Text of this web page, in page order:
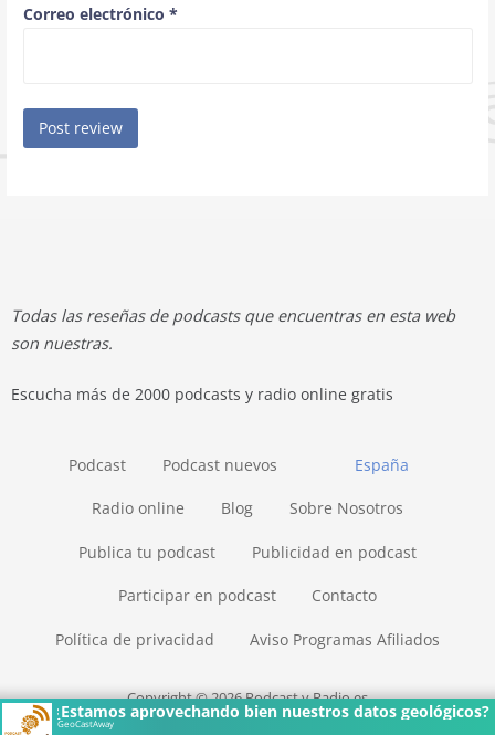
¿Estamos aprovechando bien nuestros datos geológicos?
GeoCastAway
Correo electrónico *
Todas las reseñas de podcasts que encuentras en esta web
son nuestras.
Escucha más de 2000 podcasts y radio online gratis
España
Podcast Podcast nuevos
Radio online Blog Sobre Nosotros
Publica tu podcast Publicidad en podcast
Participar en podcast Contacto
Política de privacidad Aviso Programas Afiliados
Copyright © 2026 Podcast y Radio.es